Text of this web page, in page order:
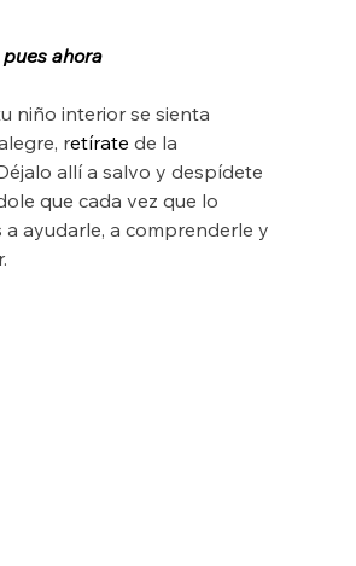
ahora
niño interior se sienta
retírate de la
allí a salvo y despídete
que cada vez que lo
a ayudarle, a comprenderle y